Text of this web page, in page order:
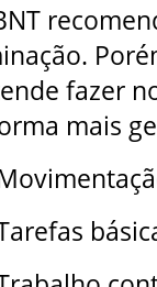
fazer
mais